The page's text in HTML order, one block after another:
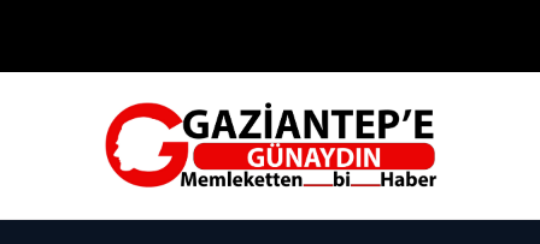
Teknoloji